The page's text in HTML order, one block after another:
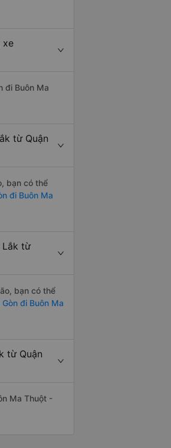
xe
đi Buôn Ma
từ Quận
bạn có thể
đi Buôn Ma
Lắk từ
bạn có thể
đi Buôn Ma
từ Quận
Ma Thuột -